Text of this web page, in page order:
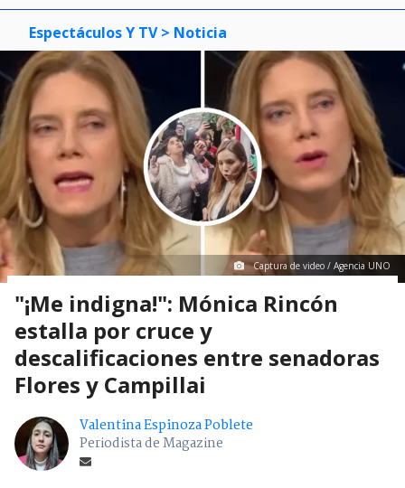
Espectáculos Y TV > Noticia
Captura de video / Agencia UNO
"¡Me indigna!": Mónica Rincón
estalla por cruce y
descalificaciones entre senadoras
Flores y Campillai
Valentina Espinoza Poblete
Periodista de Magazine